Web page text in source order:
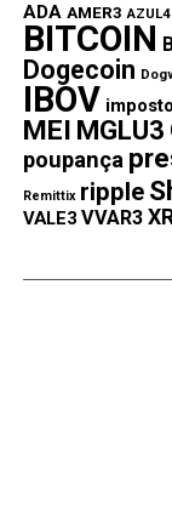
ADA AMER3 AZUL4
BITCOIN
Dogecoin
IBOV
MEI MGLU3
poupança
Remittix ripple
VALE3 VVAR3